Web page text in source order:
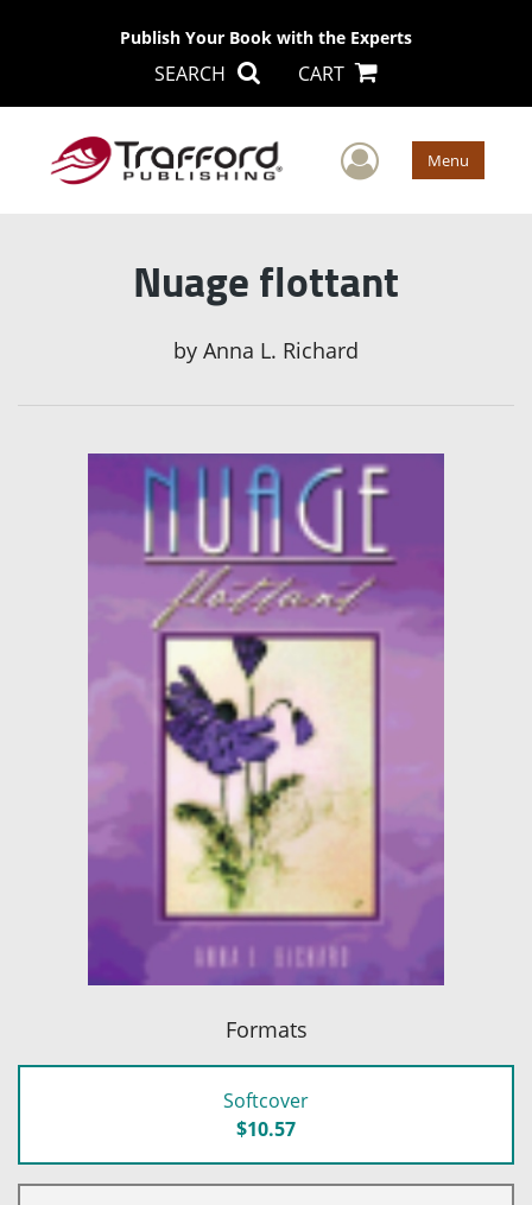
Publish Your Book with the Experts
SEARCH CART
User Menu
Nuage flottant
by Anna L. Richard
Formats
Softcover
$10.57